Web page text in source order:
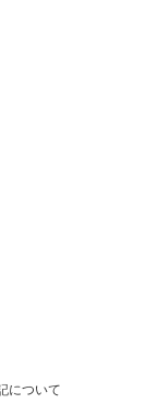
について